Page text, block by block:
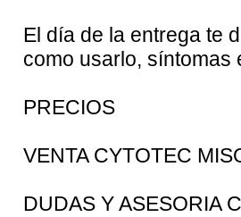
El día de la entrega te
como usarlo, síntomas
PRECIOS
VENTA CYTOTEC
DUDAS Y ASESORIA